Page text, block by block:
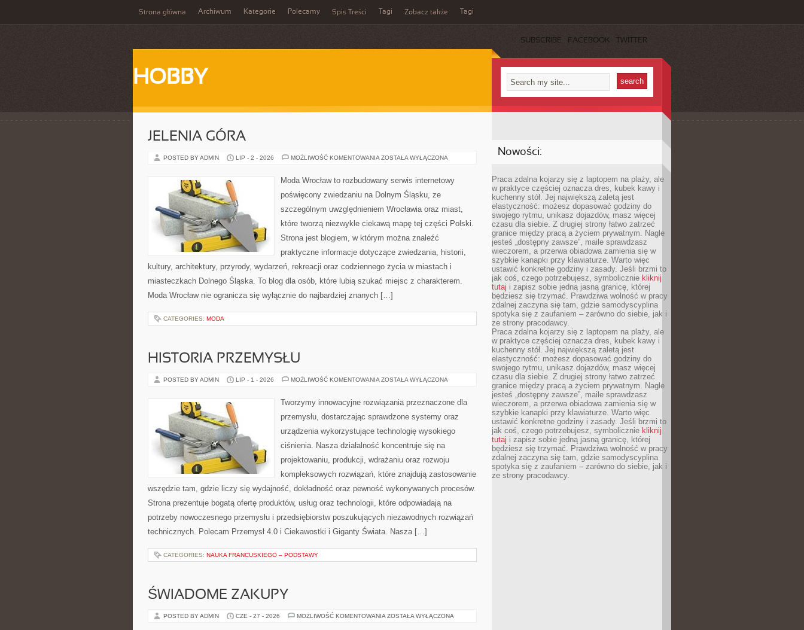
Strona główna Archiwum Kategorie Polecamy Spis Treści Tagi Zobacz także Tagi
SUBSCRIBE FACEBOOK TWITTER
HOBBY
JELENIA GÓRA
POSTED BY ADMIN LIP - 2 - 2026 MOŻLIWOŚĆ KOMENTOWANIA JELENIA
ZOSTAŁA WYŁĄCZONA
Moda Wrocław to rozbudowany serwis internetowy
poświęcony zwiedzaniu na Dolnym Śląsku, ze
szczególnym uwzględnieniem Wrocławia oraz miast,
które tworzą niezwykle ciekawą mapę tej części Polski.
Strona jest blogiem, w którym można znaleźć
praktyczne informacje dotyczące zwiedzania, historii,
kultury, architektury, przyrody, wydarzeń, rekreacji oraz codziennego życia w miastach i
miasteczkach Dolnego Śląska. To blog dla osób, które lubią szukać miejsc z charakterem.
Moda Wrocław nie ogranicza się wyłącznie do najbardziej znanych […]
CATEGORIES: MODA
HISTORIA PRZEMYSŁU
POSTED BY ADMIN LIP - 1 - 2026 MOŻLIWOŚĆ KOMENTOWANIA HISTORIA
ZOSTAŁA WYŁĄCZONA
Tworzymy innowacyjne rozwiązania przeznaczone dla
przemysłu, dostarczając sprawdzone systemy oraz
urządzenia wykorzystujące technologię wysokiego
ciśnienia. Nasza działalność koncentruje się na
projektowaniu, produkcji, wdrażaniu oraz rozwoju
kompleksowych rozwiązań, które znajdują zastosowanie
wszędzie tam, gdzie liczy się wydajność, dokładność oraz pewność wykonywanych procesów.
Strona prezentuje bogatą ofertę produktów, usług oraz technologii, które odpowiadają na
potrzeby nowoczesnego przemysłu i przedsiębiorstw poszukujących niezawodnych rozwiązań
technicznych. Polecam Przemysł 4.0 i Ciekawostki i Giganty Świata. Nasza […]
CATEGORIES: NAUKA FRANCUSKIEGO – PODSTAWY
ŚWIADOME ZAKUPY
POSTED BY ADMIN CZE - 27 - 2026 MOŻLIWOŚĆ KOMENTOWANIA ŚWIADOME
ZOSTAŁA WYŁĄCZONA
Nowości:
Praca zdalna kojarzy się z laptopem na plaży, ale
w praktyce częściej oznacza dres, kubek kawy i
kuchenny stół. Jej największą zaletą jest
elastyczność: możesz dopasować godziny do
swojego rytmu, unikasz dojazdów, masz więcej
czasu dla siebie. Z drugiej strony łatwo zatrzeć
granice między pracą a życiem prywatnym. Nagle
jesteś „dostępny zawsze”, maile sprawdzasz
wieczorem, a przerwa obiadowa zamienia się w
szybkie kanapki przy klawiaturze. Warto więc
ustawić konkretne godziny i zasady. Jeśli brzmi to
jak coś, czego potrzebujesz, symbolicznie kliknij
tutaj i zapisz sobie jedną jasną granicę, której
będziesz się trzymać. Prawdziwa wolność w pracy
zdalnej zaczyna się tam, gdzie samodyscyplina
spotyka się z zaufaniem – zarówno do siebie, jak i
ze strony pracodawcy.
Praca zdalna kojarzy się z laptopem na plaży, ale
w praktyce częściej oznacza dres, kubek kawy i
kuchenny stół. Jej największą zaletą jest
elastyczność: możesz dopasować godziny do
swojego rytmu, unikasz dojazdów, masz więcej
czasu dla siebie. Z drugiej strony łatwo zatrzeć
granice między pracą a życiem prywatnym. Nagle
jesteś „dostępny zawsze”, maile sprawdzasz
wieczorem, a przerwa obiadowa zamienia się w
szybkie kanapki przy klawiaturze. Warto więc
ustawić konkretne godziny i zasady. Jeśli brzmi to
jak coś, czego potrzebujesz, symbolicznie kliknij
tutaj i zapisz sobie jedną jasną granicę, której
będziesz się trzymać. Prawdziwa wolność w pracy
zdalnej zaczyna się tam, gdzie samodyscyplina
spotyka się z zaufaniem – zarówno do siebie, jak i
ze strony pracodawcy.